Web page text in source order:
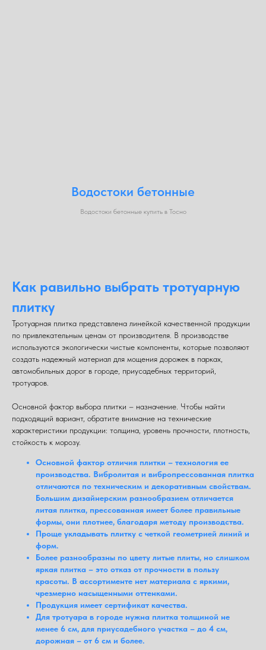
Водостоки бетонные
Водостоки бетонные купить в Тосно
Как равильно выбрать тротуарную
плитку
Тротуарная плитка представлена линейкой качественной продукции
по привлекательным ценам от производителя. В производстве
используются экологически чистые компоненты, которые позволяют
создать надежный материал для мощения дорожек в парках,
автомобильных дорог в городе, приусадебных территорий,
тротуаров.
Основной фактор выбора плитки – назначение. Чтобы найти
подходящий вариант, обратите внимание на технические
характеристики продукции: толщина, уровень прочности, плотность,
стойкость к морозу.
Основной фактор отличия плитки – технология ее
производства. Вибролитая и вибропрессованная плитка
отличаются по техническим и декоративным свойствам.
Большим дизайнерским разнообразием отличается
литая плитка, прессованная имеет более правильные
формы, они плотнее, благодаря методу производства.
Проще укладывать плитку с четкой геометрией линий и
форм.
Более разнообразны по цвету литые плиты, но слишком
яркая плитка – это отказ от прочности в пользу
красоты. В ассортименте нет материала с яркими,
чрезмерно насыщенными оттенками.
Продукция имеет сертификат качества.
Для тротуара в городе нужна плитка толщиной не
менее 6 см, для приусадебного участка – до 4 см,
дорожная – от 6 см и более.